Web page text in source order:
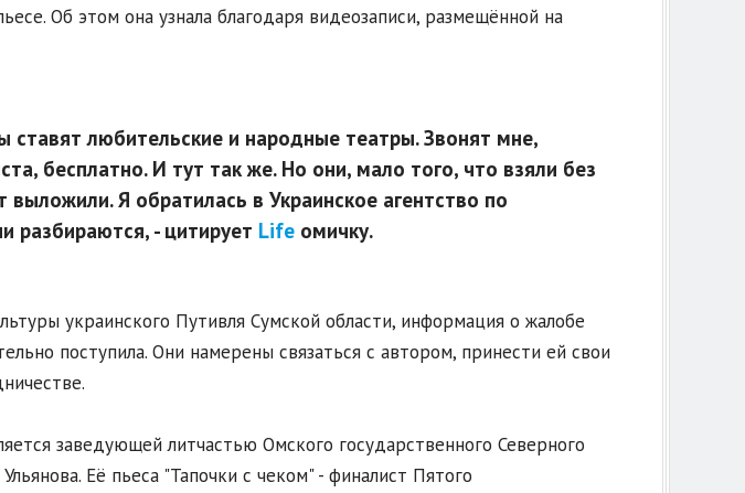
Об этом она узнала благодаря видеозаписи, размещённой на
ставят любительские и народные театры. Звонят мне,
бесплатно. И тут так же. Но они, мало того, что взяли без
выложили. Я обратилась в Украинское агентство по
разбираются, - цитирует Lifeомичку.
украинского Путивля Сумской области, информация о жалобе
поступила. Они намерены связаться с автором, принести ей свои
заведующей литчастью Омского государственного Северного
Её пьеса "Тапочки с чеком" - финалист Пятого